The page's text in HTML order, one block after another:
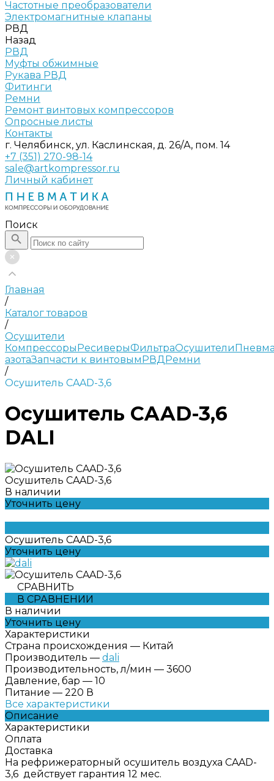
Частотные преобразователи
Электромагнитные клапаны
РВД
Назад
РВД
Муфты обжимные
Рукава РВД
Фитинги
Ремни
Ремонт винтовых компрессоров
Опросные листы
Контакты
г. Челябинск, ул. Каслинская, д. 26/А, пом. 14
+7 (351) 270-98-14
sale@artkompressor.ru
Личный кабинет
Поиск
Главная
/
Каталог товаров
/
Осушители
КомпрессорыРесиверыФильтраОсушители
азотаЗапчасти к винтовымРВДРемни
/
Осушитель CAAD-3,6
Осушитель CAAD-3,6
DALI
Осушитель CAAD-3,6
В наличии
Уточнить цену
Осушитель CAAD-3,6
Уточнить цену
СРАВНИТЬ
В СРАВНЕНИИ
В наличии
Уточнить цену
Характеристики
Страна происхождения — Китай
Производитель — dali
Производительность, л/мин — 3600
Давление, бар — 10
Питание — 220 В
Все характеристики
Описание
Характеристики
Оплата
Доставка
На рефрижераторный осушитель воздуха CAAD-
3,6 действует гарантия 12 мес.